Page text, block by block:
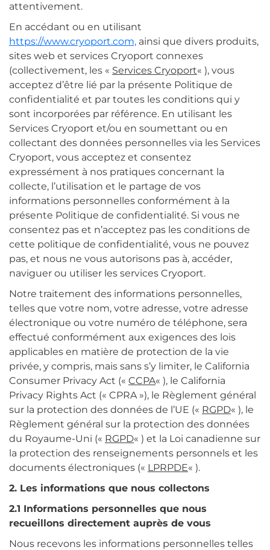
attentivement.
En accédant ou en utilisant
https://www.cryoport.com, ainsi que divers produits,
sites web et services Cryoport connexes
(collectivement, les « Services Cryoport« ), vous
acceptez d’être lié par la présente Politique de
confidentialité et par toutes les conditions qui y
sont incorporées par référence. En utilisant les
Services Cryoport et/ou en soumettant ou en
collectant des données personnelles via les Services
Cryoport, vous acceptez et consentez
expressément à nos pratiques concernant la
collecte, l’utilisation et le partage de vos
informations personnelles conformément à la
présente Politique de confidentialité. Si vous ne
consentez pas et n’acceptez pas les conditions de
cette politique de confidentialité, vous ne pouvez
pas, et nous ne vous autorisons pas à, accéder,
naviguer ou utiliser les services Cryoport.
Notre traitement des informations personnelles,
telles que votre nom, votre adresse, votre adresse
électronique ou votre numéro de téléphone, sera
effectué conformément aux exigences des lois
applicables en matière de protection de la vie
privée, y compris, mais sans s’y limiter, le California
Consumer Privacy Act (« CCPA« ), le California
Privacy Rights Act (« CPRA »), le Règlement général
sur la protection des données de l’UE (« RGPD« ), le
Règlement général sur la protection des données
du Royaume-Uni (« RGPD« ) et la Loi canadienne sur
la protection des renseignements personnels et les
documents électroniques (« LPRPDE« ).
2. Les informations que nous collectons
2.1 Informations personnelles que nous
recueillons directement auprès de vous
Nous recevons les informations personnelles telles